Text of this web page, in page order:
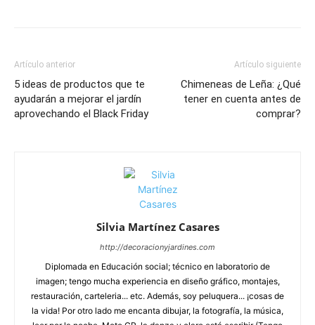
Artículo anterior
5 ideas de productos que te
ayudarán a mejorar el jardín
aprovechando el Black Friday
Artículo siguiente
Chimeneas de Leña: ¿Qué
tener en cuenta antes de
comprar?
Silvia Martínez Casares
http://decoracionyjardines.com
Diplomada en Educación social; técnico en laboratorio de
imagen; tengo mucha experiencia en diseño gráfico, montajes,
restauración, carteleria... etc. Además, soy peluquera... ¡cosas de
la vida! Por otro lado me encanta dibujar, la fotografía, la música,